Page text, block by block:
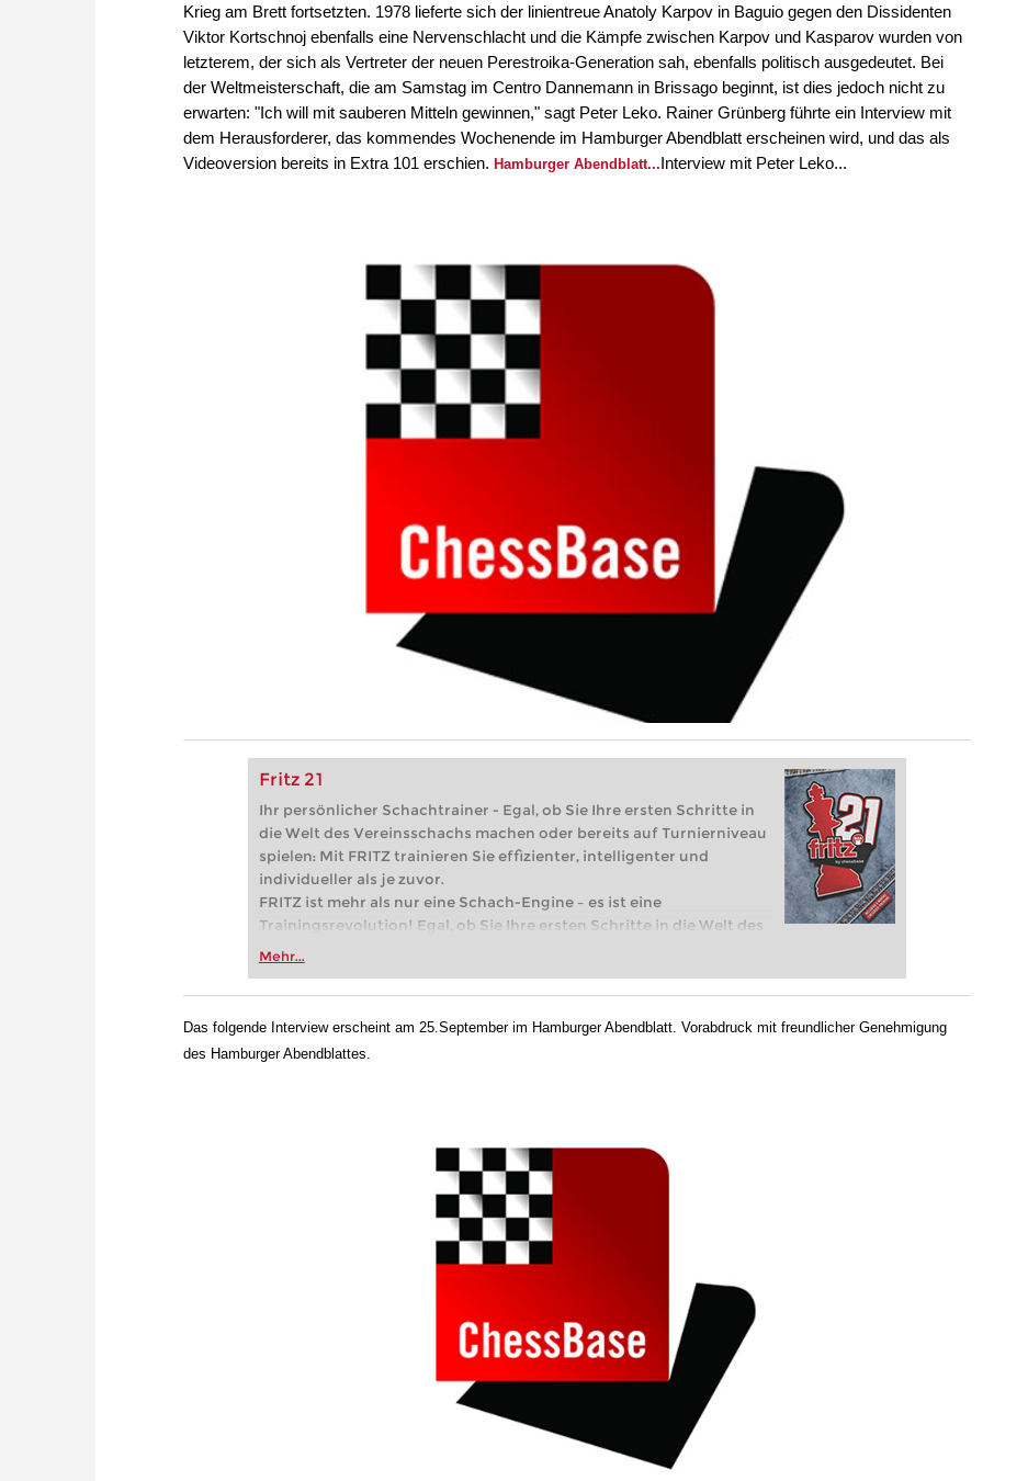
Krieg am Brett fortsetzten. 1978 lieferte sich der linientreue Anatoly Karpov in Baguio gegen den Dissidenten
Viktor Kortschnoj ebenfalls eine Nervenschlacht und die Kämpfe zwischen Karpov und Kasparov wurden von
letzterem, der sich als Vertreter der neuen Perestroika-Generation sah, ebenfalls politisch ausgedeutet. Bei
der Weltmeisterschaft, die am Samstag im Centro Dannemann in Brissago beginnt, ist dies jedoch nicht zu
erwarten: "Ich will mit sauberen Mitteln gewinnen," sagt Peter Leko. Rainer Grünberg führte ein Interview mit
dem Herausforderer, das kommendes Wochenende im Hamburger Abendblatt erscheinen wird, und das als
Videoversion bereits in Extra 101 erschien. Hamburger Abendblatt...Interview mit Peter Leko...
Fritz 21
Ihr persönlicher Schachtrainer - Egal, ob Sie Ihre ersten Schritte in
die Welt des Vereinsschachs machen oder bereits auf Turnierniveau
spielen: Mit FRITZ trainieren Sie effizienter, intelligenter und
individueller als je zuvor.
FRITZ ist mehr als nur eine Schach-Engine – es ist eine
Trainingsrevolution! Egal, ob Sie Ihre ersten Schritte in die Welt des
Vereinsschachs machen oder bereits auf Turnierniveau spielen: Mit
zuvor.
Mehr...
Das folgende Interview erscheint am 25.September im Hamburger Abendblatt. Vorabdruck mit freundlicher Genehmigung
des Hamburger Abendblattes.